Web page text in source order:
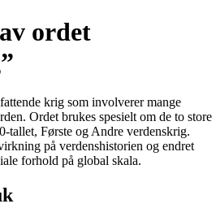
ordet
krig som involverer mange
Ordet brukes spesielt om de to store
tallet, Første og Andre verdenskrig.
på verdenshistorien og endret
forhold på global skala.